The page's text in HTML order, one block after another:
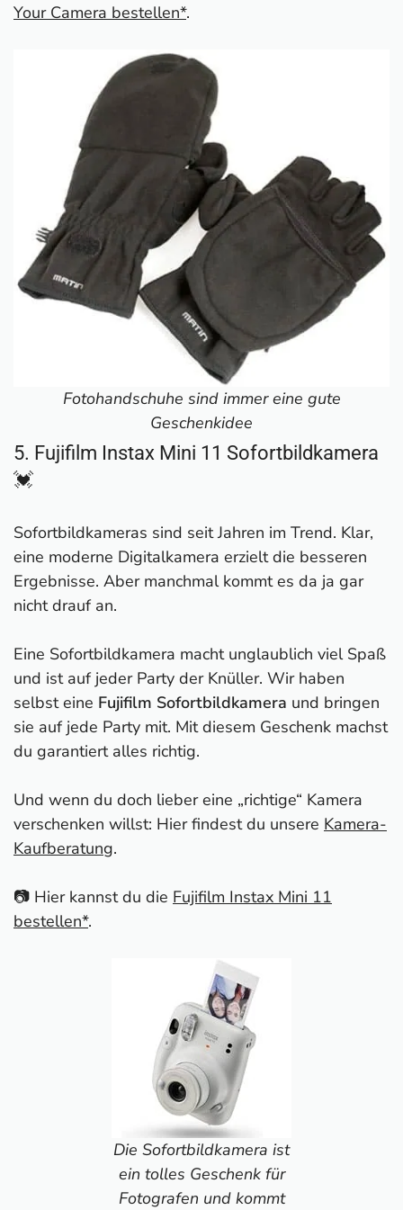
Your Camera bestellen*.
Fotohandschuhe sind immer eine gute
Geschenkidee
5. Fujifilm Instax Mini 11 Sofortbildkamera
💓
Sofortbildkameras sind seit Jahren im Trend. Klar,
eine moderne Digitalkamera erzielt die besseren
Ergebnisse. Aber manchmal kommt es da ja gar
nicht drauf an.
Eine Sofortbildkamera macht unglaublich viel Spaß
und ist auf jeder Party der Knüller. Wir haben
selbst eine Fujifilm Sofortbildkamera und bringen
sie auf jede Party mit. Mit diesem Geschenk machst
du garantiert alles richtig.
Und wenn du doch lieber eine „richtige“ Kamera
verschenken willst: Hier findest du unsere Kamera-
Kaufberatung.
📷 Hier kannst du die Fujifilm Instax Mini 11
bestellen*.
Die Sofortbildkamera ist
ein tolles Geschenk für
Fotografen und kommt